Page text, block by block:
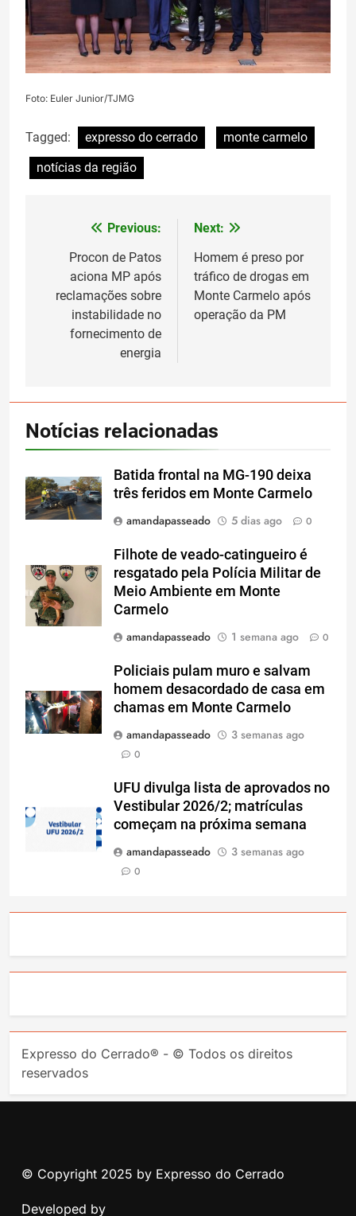
Foto: Euler Junior/TJMG
Tagged: expresso do cerrado
monte carmelo
notícias da região
Navegação
Post
Previous:
Procon de Patos
aciona MP após
reclamações sobre
instabilidade no
fornecimento de
energia
Next:
Homem é preso por
tráfico de drogas em
Monte Carmelo após
operação da PM
Notícias relacionadas
Batida frontal na MG-190 deixa
três feridos em Monte Carmelo
amandapasseado
5 dias ago 0
Filhote de veado-catingueiro é
resgatado pela Polícia Militar de
Meio Ambiente em Monte
Carmelo
amandapasseado
1 semana ago 0
Policiais pulam muro e salvam
homem desacordado de casa em
chamas em Monte Carmelo
amandapasseado
3 semanas ago
0
UFU divulga lista de aprovados no
Vestibular 2026/2; matrículas
começam na próxima semana
amandapasseado
3 semanas ago
0
Expresso do Cerrado® - © Todos os direitos
reservados
© Copyright 2025 by Expresso do Cerrado
Developed by